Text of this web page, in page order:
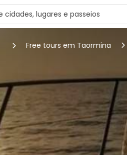
Free tours em Taormina